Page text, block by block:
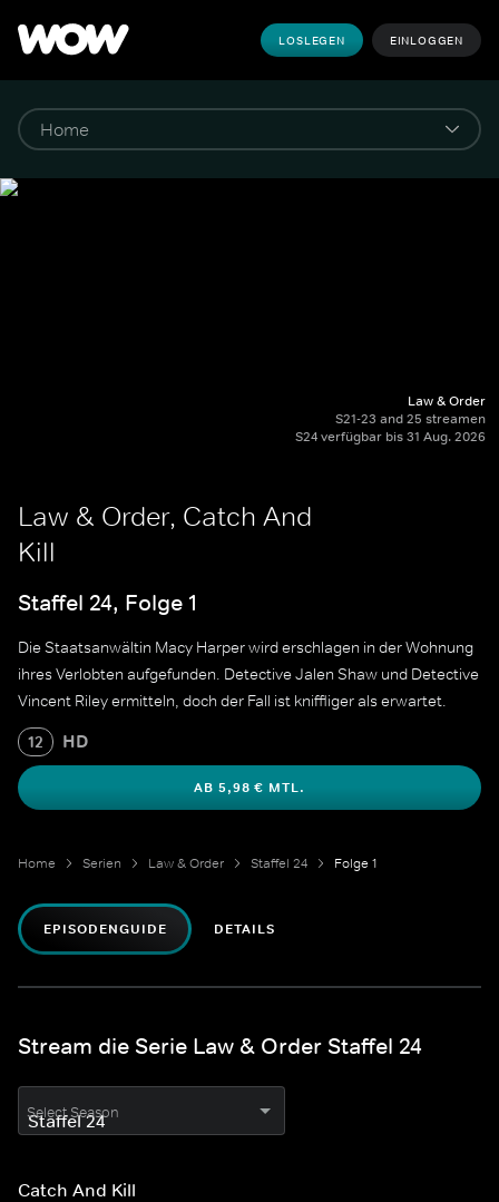
LOSLEGEN EINLOGGEN
Law & Order
S21-23 and 25 streamen
S24 verfügbar bis 31 Aug. 2026
Law & Order, Catch And
Kill
Staffel 24, Folge 1
Die Staatsanwältin Macy Harper wird erschlagen in der Wohnung
ihres Verlobten aufgefunden. Detective Jalen Shaw und Detective
Vincent Riley ermitteln, doch der Fall ist kniffliger als erwartet.
12 HD
AB 5,98 € MTL.
Home Serien Law & Order Staffel 24 Folge 1
EPISODENGUIDE DETAILS
Stream die Serie Law & Order Staffel 24
Select Season
Catch And Kill